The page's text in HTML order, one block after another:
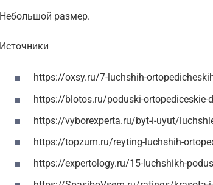
Небольшой размер.
Источники
https://oxsy.ru/7-luchshih-
https://blotos.ru/poduski-ortopediceskie-
https://vyborexperta.ru/byt-i-uyut/
https://topzum.ru/reyting-luchshih-
https://expertology.ru/15-luchshikh-